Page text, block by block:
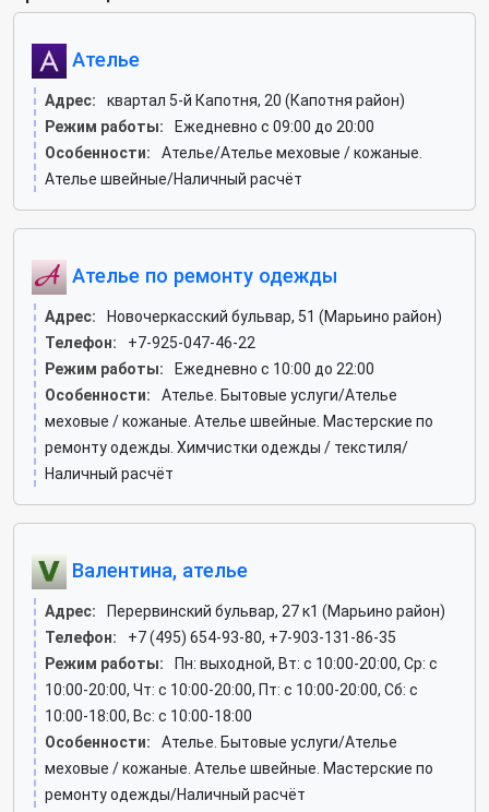
Ателье
Адрес:
квартал 5-й Капотня, 20 (Капотня район)
Режим работы:
Ежедневно с 09:00 до 20:00
Особенности:
Ателье/Ателье меховые / кожаные.
Ателье швейные/Наличный расчёт
Ателье по ремонту одежды
Адрес:
Новочеркасский бульвар, 51 (Марьино район)
Телефон:
+7-925-047-46-22
Режим работы:
Ежедневно с 10:00 до 22:00
Особенности:
Ателье. Бытовые услуги/Ателье
меховые / кожаные. Ателье швейные. Мастерские по
ремонту одежды. Химчистки одежды / текстиля/
Наличный расчёт
Валентина, ателье
Адрес:
Перервинский бульвар, 27 к1 (Марьино район)
Телефон:
+7 (495) 654-93-80, +7-903-131-86-35
Режим работы:
Пн: выходной, Вт: c 10:00-20:00, Ср: c
10:00-20:00, Чт: c 10:00-20:00, Пт: c 10:00-20:00, Сб: c
10:00-18:00, Вс: c 10:00-18:00
Особенности:
Ателье. Бытовые услуги/Ателье
меховые / кожаные. Ателье швейные. Мастерские по
ремонту одежды/Наличный расчёт